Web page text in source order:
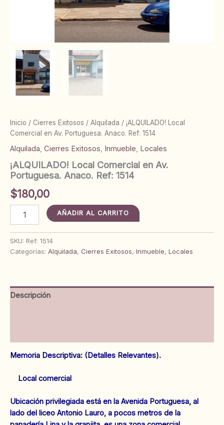
Inicio / Cierres Exitosos / Alquilada / ¡ALQUILADO! Local
Comercial en Av. Portuguesa. Anaco. Ref: 1514
Alquilada, Cierres Exitosos, Inmueble, Locales
¡ALQUILADO! Local Comercial en Av.
Portuguesa. Anaco. Ref: 1514
$180,00
¡ALQUILADO!
Local
en
Av.
1514
cantidad
AÑADIR AL CARRITO
SKU: Ref: 1514
Categorías: Alquilada, Cierres Exitosos, Inmueble, Locales
Descripción
Memoria Descriptiva: (Detalles Relevantes).
Local comercial
Ubicación privilegiada está en la Avenida Portuguesa, al
lado del liceo Antonio Lauro, a pocos metros de la